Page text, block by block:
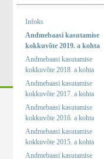
Infoks
Andmebaasi kasutamise
kokkuvõte 2019. a kohta
Andmebaasi kasutamise
kokkuvõte 2018. a kohta
Andmebaasi kasutamise
kokkuvõte 2017. a kohta
Andmebaasi kasutamise
kokkuvõte 2016. a kohta
Andmebaasi kasutamise
kokkuvõte 2015. a kohta
Andmebaasi kasutamise